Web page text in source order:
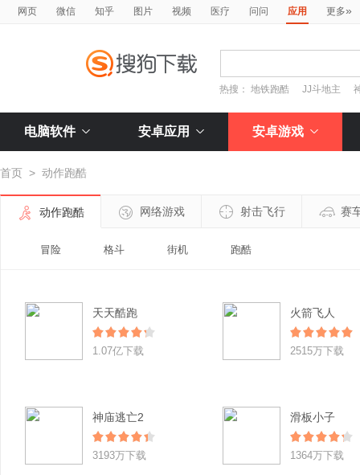
网页 微信 知乎 图片 视频 医疗 问问 应用 更多»
热搜：地铁跑酷 JJ斗地主
电脑软件 安卓应用 安卓游戏
首页 > 动作跑酷
动作跑酷 网络游戏 射击飞行 赛
冒险 格斗 街机 跑酷
天天酷跑
1.07亿下载
火箭飞人
2515万下载
神庙逃亡2
3193万下载
滑板小子
1364万下载